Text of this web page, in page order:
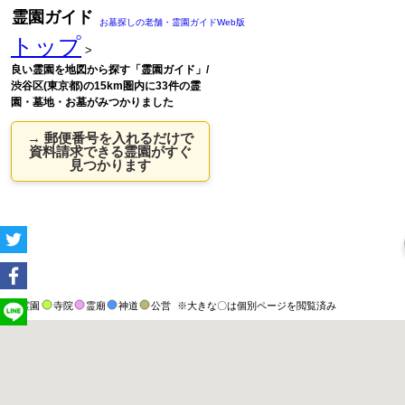
霊園ガイド お墓探しの老舗・霊園ガイドWeb版
トップ >
良い霊園を地図から探す「霊園ガイド」/
渋谷区(東京都)の15km圏内に33件の霊
園・墓地・お墓がみつかりました
→ 郵便番号を入れるだけで
資料請求できる霊園がすぐ
見つかります
霊園 寺院 霊廟 神道 公営 ※大きな〇は個別ページを閲覧済み